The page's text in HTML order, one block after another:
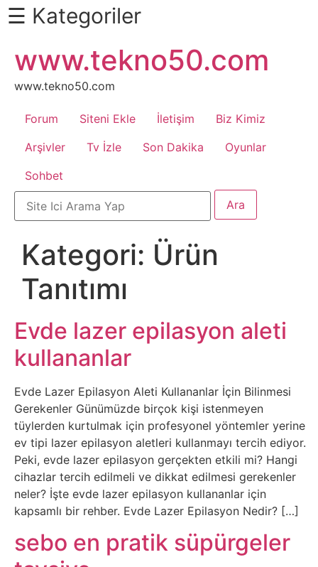
Daha
Fazlası
İçin
Kaydır
Android
Apk
Arabalar
Bankacılık
İşlemleri
Belgesel
Bilgi
Bilgisayar
Bilim
Bitcoin
Bitkiler
Çizgi
☰ Kategoriler
atla
www.tekno50.com
www.tekno50.com
Forum Siteni Ekle İletişim
Biz Kimiz
Arşivler
Tv İzle Son Dakika
Oyunlar
Sohbet
Kategori: Ürün
Tanıtımı
Evde lazer epilasyon aleti
kullananlar
Evde Lazer Epilasyon Aleti Kullananlar İçin Bilinmesi
Gerekenler Günümüzde birçok kişi istenmeyen
tüylerden kurtulmak için profesyonel yöntemler yerine
ev tipi lazer epilasyon aletleri kullanmayı tercih ediyor.
Peki, evde lazer epilasyon gerçekten etkili mi? Hangi
cihazlar tercih edilmeli ve dikkat edilmesi gerekenler
neler? İşte evde lazer epilasyon kullananlar için
kapsamlı bir rehber. Evde Lazer Epilasyon Nedir? […]
sebo en pratik süpürgeler